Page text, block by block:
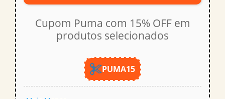
Cupom Puma com 15% OFF em
produtos selecionados
PUMA15